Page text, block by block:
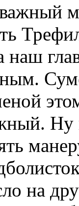
на